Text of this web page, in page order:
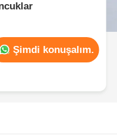
Şimdi konuşalım.